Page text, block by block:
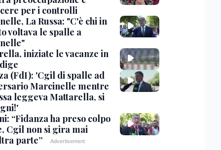
per i controlli
La Russa: "C'è chi in
voltava le spalle a
iniziate le vacanze in
(FdI): 'Cgil di spalle ad
Marcinelle mentre
leggeva Mattarella, si
“Fidanza ha preso colpo
Cgil non si gira mai
parte”